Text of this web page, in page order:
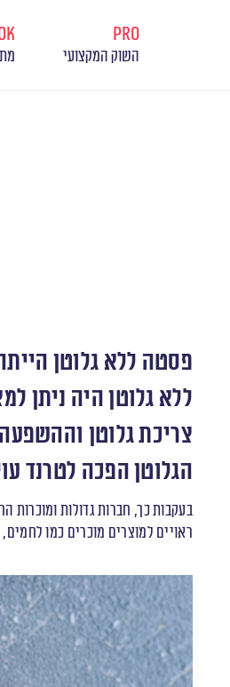
pro
השוק המקצועי
פסטה ללא גלוטן
ללא גלוטן היה ניתן
צריכת גלוטן
הגלוטן הפכה לטרנד
בעקבות כך, חברות גדולות ומוכרות
ראויים למוצרים מוכרים כמו